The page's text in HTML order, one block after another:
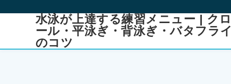
水泳が上達する練習メニュー | クロ
ール・平泳ぎ・背泳ぎ・バタフライ
のコツ